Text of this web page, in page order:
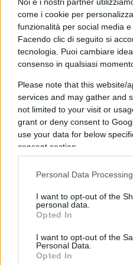
come i cookie per
funzionalità per social media
Facendo clic di seguito si
tecnologia. Puoi cambiare
consenso in qualsiasi
Please note that this website/
services and may gather and
not limited to your visit or
grant or deny consent to
use your data for below
consent section.
Personal Data
I want to opt-out of the
personal data.
Opted In
I want to opt-out of the
Personal Data.
Opted In
politica e apparato
Alla corte di
Quando arriva alla
Kiriyenko è quasi
funzionario di un’altra
eltsiniane, dei crediti
speranze di una
neldefault. Ma Putinla
punta fin da subito su
occupato a riscrivere la
internazionali della